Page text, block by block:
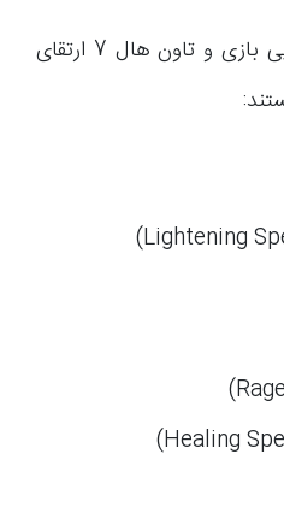
به نظر ما در مراحل ابتدایی بازی و تاون هال 7 ارتقای